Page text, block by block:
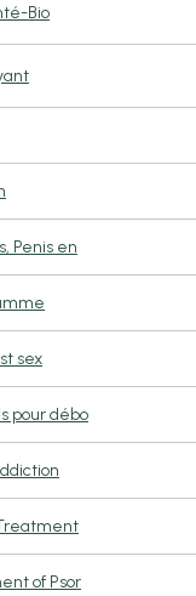
Bio
Penis en
sex
pour débo
of Psor